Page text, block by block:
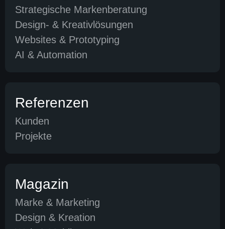
Strategische Markenberatung
Design- & Kreativlösungen
Websites & Prototyping
AI & Automation
Referenzen
Kunden
Projekte
Magazin
Marke & Marketing
Design & Kreation